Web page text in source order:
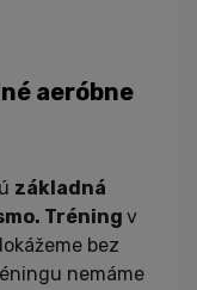
aeróbne
základná
Tréning v
bez
nemáme